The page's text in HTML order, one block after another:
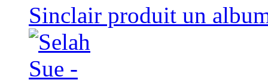
Sinclair produit un